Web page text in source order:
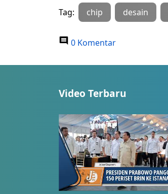
Tag: chip desain
0 Komentar
Video Terbaru